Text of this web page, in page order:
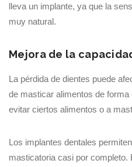
lleva un implante, ya que la
muy natural.
Mejora de la
La pérdida de dientes puede
de masticar alimentos de
evitar ciertos alimentos o a
Los implantes dentales
masticatoria casi por completo.